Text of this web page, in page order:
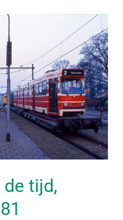
de tijd,